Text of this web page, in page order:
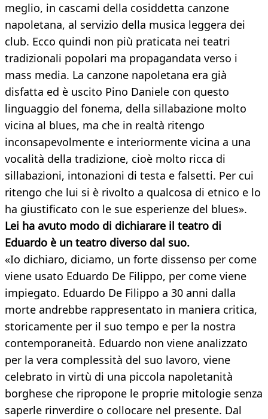
meglio, in cascami della cosiddetta canzone
napoletana, al servizio della musica leggera dei
club. Ecco quindi non più praticata nei teatri
tradizionali popolari ma propagandata verso i
mass media. La canzone napoletana era già
disfatta ed è uscito Pino Daniele con questo
linguaggio del fonema, della sillabazione molto
vicina al blues, ma che in realtà ritengo
inconsapevolmente e interiormente vicina a una
vocalità della tradizione, cioè molto ricca di
sillabazioni, intonazioni di testa e falsetti. Per cui
ritengo che lui si è rivolto a qualcosa di etnico e lo
ha giustificato con le sue esperienze del blues».
Lei ha avuto modo di dichiarare il teatro di
Eduardo è un teatro diverso dal suo.
«Io dichiaro, diciamo, un forte dissenso per come
viene usato Eduardo De Filippo, per come viene
impiegato. Eduardo De Filippo a 30 anni dalla
morte andrebbe rappresentato in maniera critica,
storicamente per il suo tempo e per la nostra
contemporaneità. Eduardo non viene analizzato
per la vera complessità del suo lavoro, viene
celebrato in virtù di una piccola napoletanità
borghese che ripropone le proprie mitologie senza
saperle rinverdire o collocare nel presente. Dal